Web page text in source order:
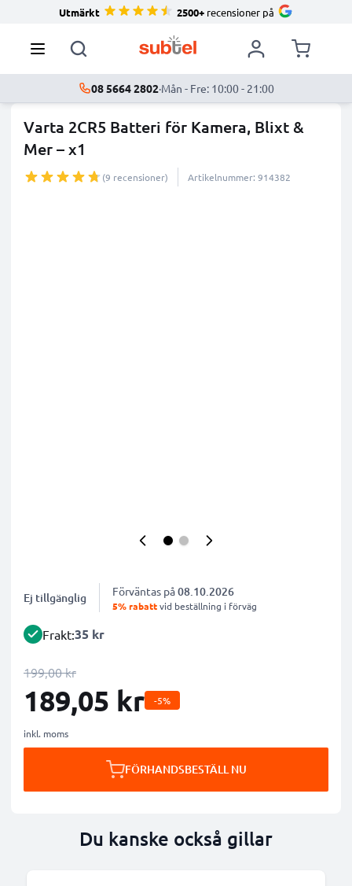
Utmärkt 2500+ recensioner på
08 5664 2802·Mån - Fre: 10:00 - 21:00
Varta 2CR5 Batteri för Kamera, Blixt &
Mer – x1
(9 recensioner) Artikelnummer: 914382
Ej tillgänglig Förväntas på08.10.2026
5% rabattvid beställning i förväg
Frakt:35 kr
199,00 kr
189,05 kr -5%
inkl. moms
FÖRHANDSBESTÄLL NU
Du kanske också gillar